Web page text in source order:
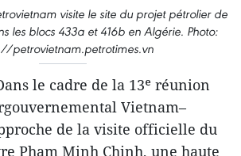
visite le site du projet pétrolier de
les blocs 433a et 416b en Algérie. Photo:
petrovietnam.petrotimes.vn
le cadre de la 13ᵉ réunion
Vietnam–
de la visite officielle du
Pham Minh Chinh, une haute